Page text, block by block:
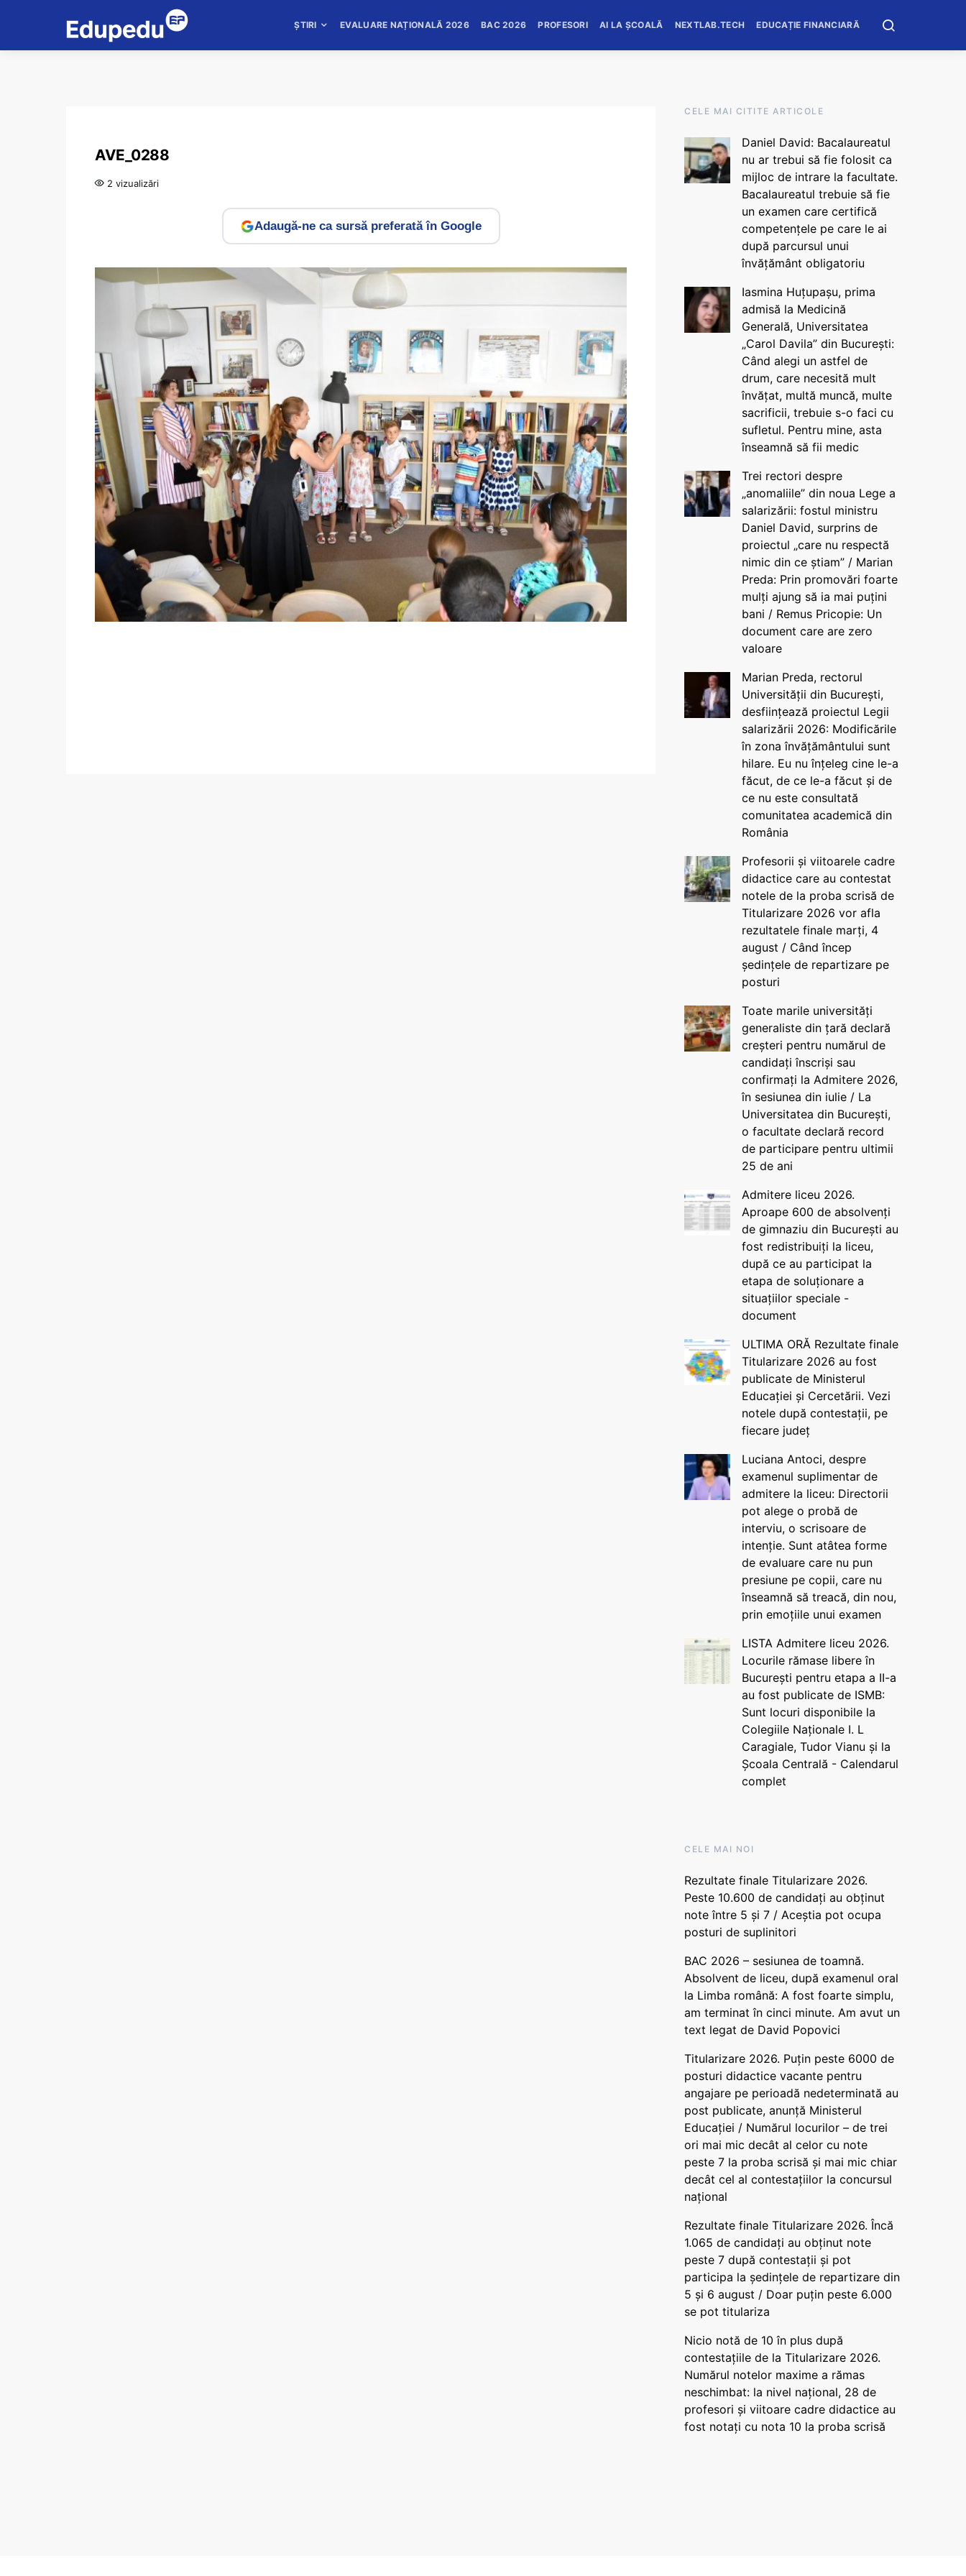
ȘTIRI EVALUARE NAȚIONALĂ 2026 BAC 2026 PROFESORI AI LA ȘCOALĂ NEXTLAB.TECH EDUCAȚIE FINANCIARĂ
AVE_0288
2 vizualizări
Adaugă-ne ca sursă preferată în Google
CELE MAI CITITE ARTICOLE
Daniel David: Bacalaureatul
nu ar trebui să fie folosit ca
mijloc de intrare la facultate.
Bacalaureatul trebuie să fie
un examen care certifică
competențele pe care le ai
după parcursul unui
învățământ obligatoriu
Iasmina Huțupașu, prima
admisă la Medicină
Generală, Universitatea
„Carol Davila” din București:
Când alegi un astfel de
drum, care necesită mult
învățat, multă muncă, multe
sacrificii, trebuie s-o faci cu
sufletul. Pentru mine, asta
înseamnă să fii medic
Trei rectori despre
„anomaliile” din noua Lege a
salarizării: fostul ministru
Daniel David, surprins de
proiectul „care nu respectă
nimic din ce știam” / Marian
Preda: Prin promovări foarte
mulți ajung să ia mai puțini
bani / Remus Pricopie: Un
document care are zero
valoare
Marian Preda, rectorul
Universității din București,
desființează proiectul Legii
salarizării 2026: Modificările
în zona învățământului sunt
hilare. Eu nu înțeleg cine le-a
făcut, de ce le-a făcut și de
ce nu este consultată
comunitatea academică din
România
Profesorii și viitoarele cadre
didactice care au contestat
notele de la proba scrisă de
Titularizare 2026 vor afla
rezultatele finale marți, 4
august / Când încep
ședințele de repartizare pe
posturi
Toate marile universități
generaliste din țară declară
creșteri pentru numărul de
candidați înscriși sau
confirmați la Admitere 2026,
în sesiunea din iulie / La
Universitatea din București,
o facultate declară record
de participare pentru ultimii
25 de ani
Admitere liceu 2026.
Aproape 600 de absolvenți
de gimnaziu din București au
fost redistribuiți la liceu,
după ce au participat la
etapa de soluționare a
situațiilor speciale -
document
ULTIMA ORĂ Rezultate finale
Titularizare 2026 au fost
publicate de Ministerul
Educației și Cercetării. Vezi
notele după contestații, pe
fiecare județ
Luciana Antoci, despre
examenul suplimentar de
admitere la liceu: Directorii
pot alege o probă de
interviu, o scrisoare de
intenție. Sunt atâtea forme
de evaluare care nu pun
presiune pe copii, care nu
înseamnă să treacă, din nou,
prin emoțiile unui examen
LISTA Admitere liceu 2026.
Locurile rămase libere în
București pentru etapa a II-a
au fost publicate de ISMB:
Sunt locuri disponibile la
Colegiile Naționale I. L
Caragiale, Tudor Vianu și la
Școala Centrală - Calendarul
complet
CELE MAI NOI
Rezultate finale Titularizare 2026.
Peste 10.600 de candidați au obținut
note între 5 și 7 / Aceștia pot ocupa
posturi de suplinitori
BAC 2026 – sesiunea de toamnă.
Absolvent de liceu, după examenul oral
la Limba română: A fost foarte simplu,
am terminat în cinci minute. Am avut un
text legat de David Popovici
Titularizare 2026. Puțin peste 6000 de
posturi didactice vacante pentru
angajare pe perioadă nedeterminată au
post publicate, anunță Ministerul
Educației / Numărul locurilor – de trei
ori mai mic decât al celor cu note
peste 7 la proba scrisă și mai mic chiar
decât cel al contestațiilor la concursul
național
Rezultate finale Titularizare 2026. Încă
1.065 de candidați au obținut note
peste 7 după contestații și pot
participa la ședințele de repartizare din
5 și 6 august / Doar puțin peste 6.000
se pot titulariza
Nicio notă de 10 în plus după
contestațiile de la Titularizare 2026.
Numărul notelor maxime a rămas
neschimbat: la nivel național, 28 de
profesori și viitoare cadre didactice au
fost notați cu nota 10 la proba scrisă